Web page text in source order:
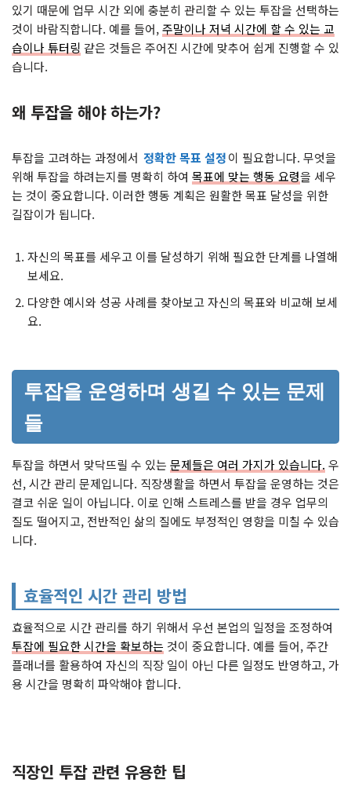
있기 때문에 업무 시간 외에 충분히 관리할 수 있는 투잡을 선택하는
것이 바람직합니다. 예를 들어,주말이나 저녁 시간에 할 수 있는 교
습이나 튜터링 같은 것들은 주어진 시간에 맞추어 쉽게 진행할 수 있
습니다.
왜 투잡을 해야 하는가?
투잡을 고려하는 과정에서 정확한 목표 설정이 필요합니다. 무엇을
위해 투잡을 하려는지를 명확히 하여 목표에 맞는 행동 요령을 세우
는 것이 중요합니다. 이러한 행동 계획은 원활한 목표 달성을 위한
길잡이가 됩니다.
자신의 목표를 세우고 이를 달성하기 위해 필요한 단계를 나열해
보세요.
다양한 예시와 성공 사례를 찾아보고 자신의 목표와 비교해 보세
요.
투잡을 운영하며 생길 수 있는 문제
들
투잡을 하면서 맞닥뜨릴 수 있는 문제들은 여러 가지가 있습니다. 우
선, 시간 관리 문제입니다. 직장생활을 하면서 투잡을 운영하는 것은
결코 쉬운 일이 아닙니다. 이로 인해 스트레스를 받을 경우 업무의
질도 떨어지고, 전반적인 삶의 질에도 부정적인 영향을 미칠 수 있습
니다.
효율적인 시간 관리 방법
효율적으로 시간 관리를 하기 위해서 우선 본업의 일정을 조정하여
투잡에 필요한 시간을 확보하는 것이 중요합니다. 예를 들어, 주간
플래너를 활용하여 자신의 직장 일이 아닌 다른 일정도 반영하고, 가
용 시간을 명확히 파악해야 합니다.
직장인 투잡 관련 유용한 팁